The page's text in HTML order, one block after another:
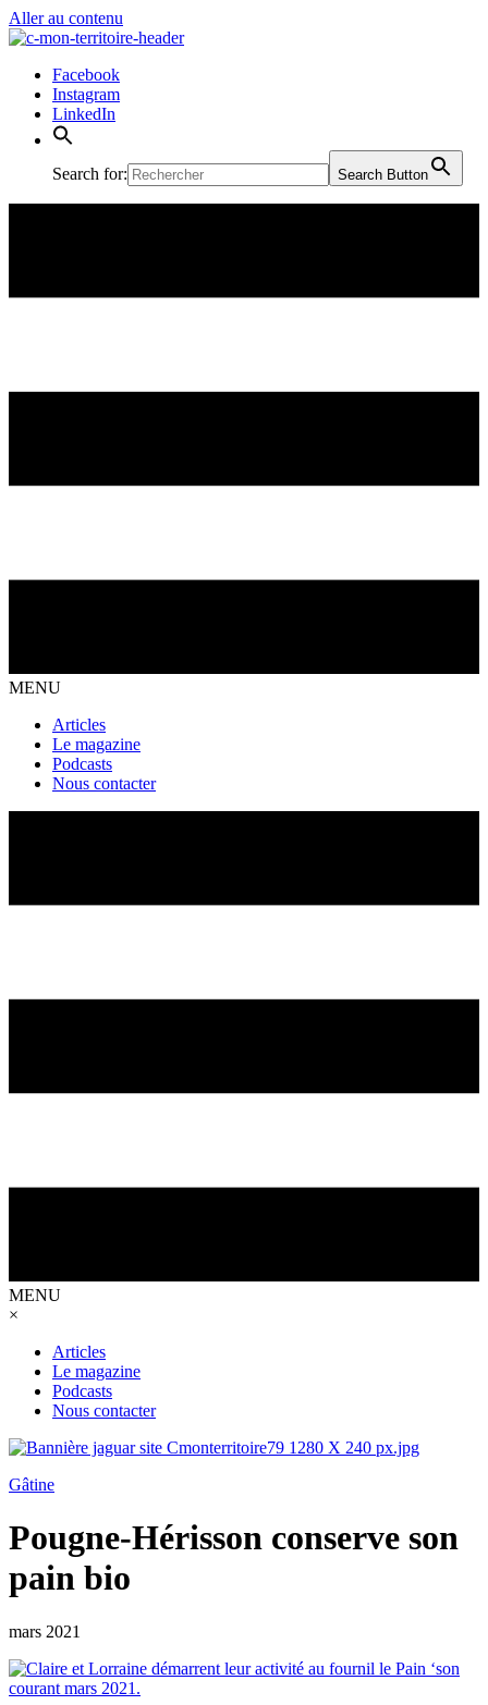
Aller au contenu
Facebook
Instagram
LinkedIn
Search for: Search Button
MENU
Articles
Le magazine
Podcasts
Nous contacter
MENU
×
Articles
Le magazine
Podcasts
Nous contacter
Gâtine
Pougne-Hérisson conserve son
pain bio
mars 2021
Panneau de gestion des cookies